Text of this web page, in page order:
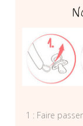
1 : Faire